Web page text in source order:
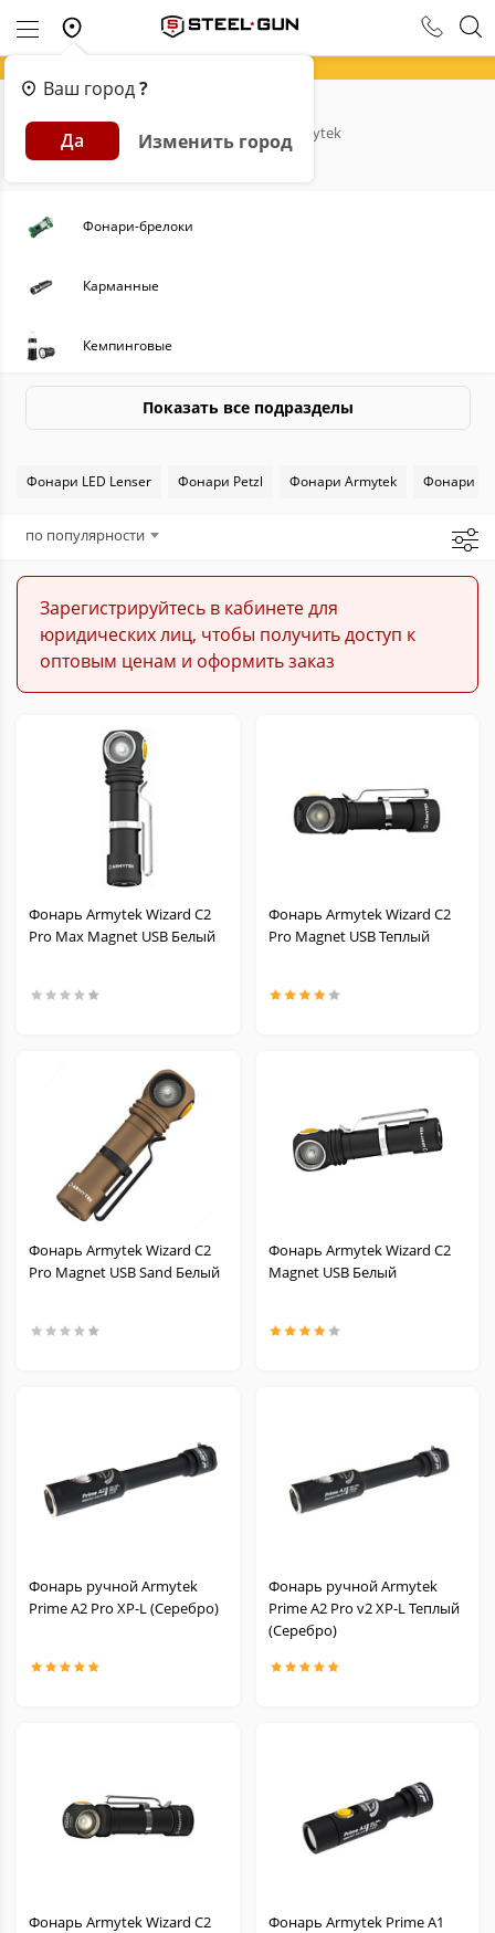
Ваш город?
Да Изменить город
Главная Каталог Armytek
Фонари Armytek
Фонари-брелоки
Карманные
Кемпинговые
Налобные
Тактические
Показать все подразделы
Фонари LED Lenser Фонари Petzl Фонари Armytek Фонари
по популярности
Зарегистрируйтесь в кабинете для
юридических лиц, чтобы получить доступ к
оптовым ценам и оформить заказ
Фонарь Armytek Wizard C2
Pro Max Magnet USB Белый
Фонарь Armytek Wizard C2
Pro Magnet USB Теплый
Фонарь Armytek Wizard C2
Pro Magnet USB Sand Белый
Фонарь Armytek Wizard C2
Magnet USB Белый
Фонарь ручной Armytek
Prime A2 Pro XP-L (Серебро)
Фонарь ручной Armytek
Prime A2 Pro v2 XP-L Теплый
(Серебро)
Фонарь Armytek Wizard C2
Фонарь Armytek Prime A1